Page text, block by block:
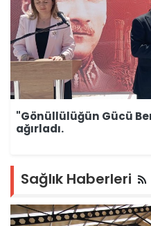
"Gönüllülüğün Gücü
ağırladı.
Sağlık Haberleri